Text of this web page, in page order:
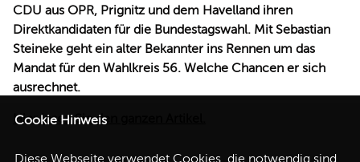
CDU aus OPR, Prignitz und dem Havelland ihren
Direktkandidaten für die Bundestagswahl. Mit Sebastian
Steineke geht ein alter Bekannter ins Rennen um das
Mandat für den Wahlkreis 56. Welche Chancen er sich
ausrechnet.
Hier lesen Sie den ganzen Artikel.
Cookie Hinweis
Diese Webseite verwendet Cookies, die notwendig sind,